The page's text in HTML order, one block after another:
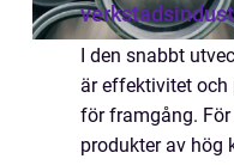
I den snabbt
är effektivitet
för framgång.
produkter av hög